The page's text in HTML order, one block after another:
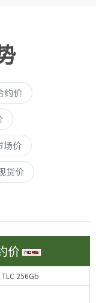
约价
场价
货价
价
TLC 256Gb